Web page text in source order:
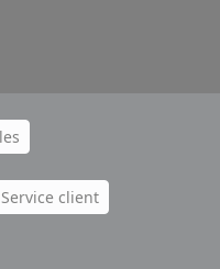
Service client